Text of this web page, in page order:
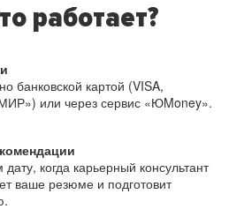
работает?
банковской картой (VISA,
или через сервис «ЮMoney».
когда карьерный консультант
ваше резюме и подготовит